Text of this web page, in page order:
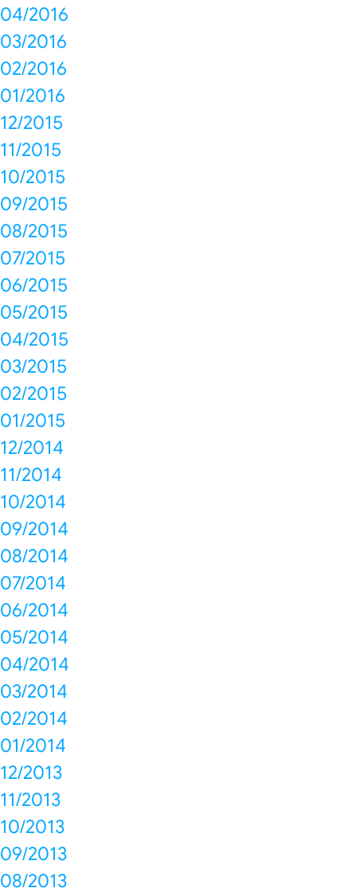
04/2016
03/2016
02/2016
01/2016
12/2015
11/2015
10/2015
09/2015
08/2015
07/2015
06/2015
05/2015
04/2015
03/2015
02/2015
01/2015
12/2014
11/2014
10/2014
09/2014
08/2014
07/2014
06/2014
05/2014
04/2014
03/2014
02/2014
01/2014
12/2013
11/2013
10/2013
09/2013
08/2013